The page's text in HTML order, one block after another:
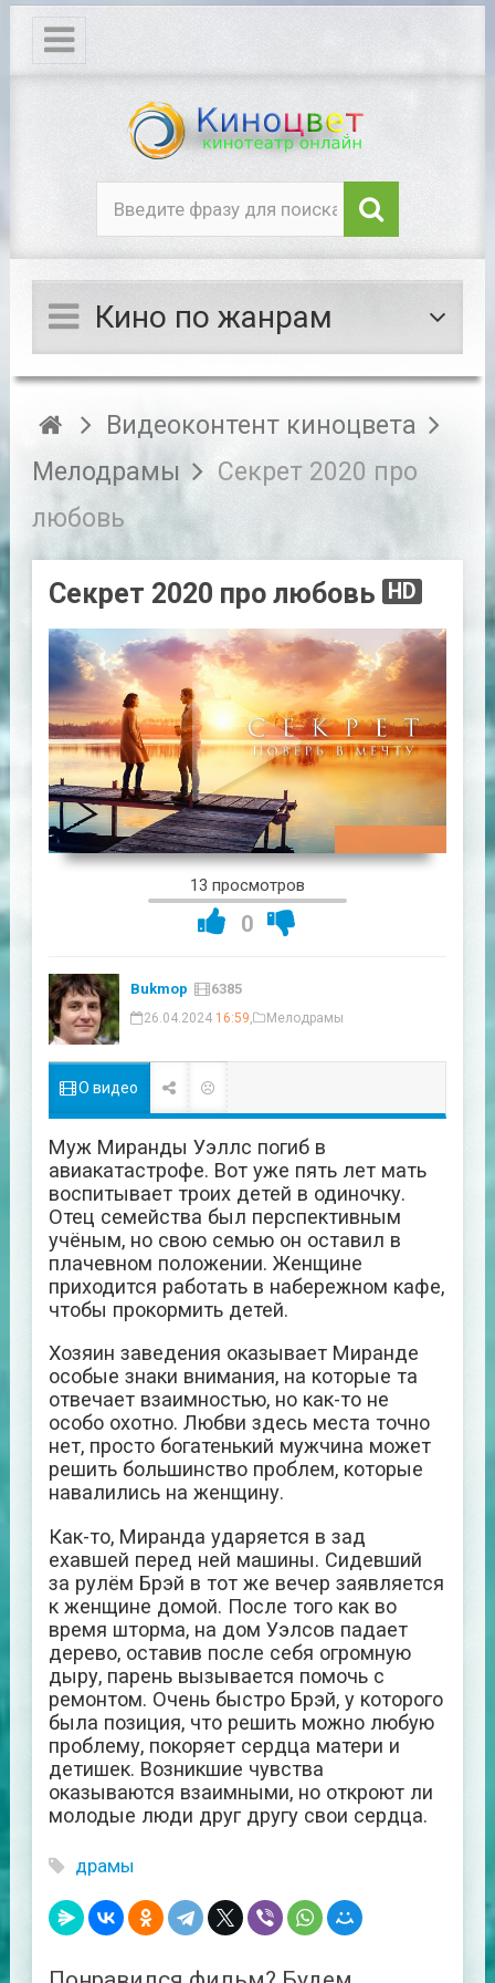
Кино по жанрам
Видеоконтент киноцвета
Мелодрамы
Секрет 2020 про
любовь
Секрет 2020 про любовь HD
13 просмотров
0
Bukmop 6385
26.04.2024 16:59 Мелодрамы
О видео
Муж Миранды Уэллс погиб в
авиакатастрофе. Вот уже пять лет мать
воспитывает троих детей в одиночку.
Отец семейства был перспективным
учёным, но свою семью он оставил в
плачевном положении. Женщине
приходится работать в набережном кафе,
чтобы прокормить детей.
Хозяин заведения оказывает Миранде
особые знаки внимания, на которые та
отвечает взаимностью, но как-то не
особо охотно. Любви здесь места точно
нет, просто богатенький мужчина может
решить большинство проблем, которые
навалились на женщину.
Как-то, Миранда ударяется в зад
ехавшей перед ней машины. Сидевший
за рулём Брэй в тот же вечер заявляется
к женщине домой. После того как во
время шторма, на дом Уэлсов падает
дерево, оставив после себя огромную
дыру, парень вызывается помочь с
ремонтом. Очень быстро Брэй, у которого
была позиция, что решить можно любую
проблему, покоряет сердца матери и
детишек. Возникшие чувства
оказываются взаимными, но откроют ли
молодые люди друг другу свои сердца.
драмы